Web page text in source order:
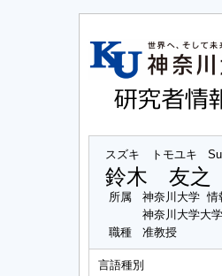
スズキ トモユキ
鈴木 友之
所属
神奈川大学 情
神奈川大学大
職種
准教授
言語種別